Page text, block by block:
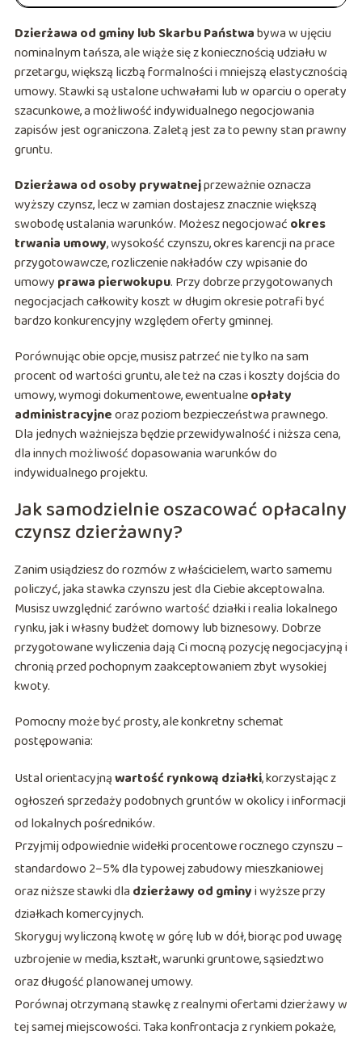
Dzierżawa od gminy lub Skarbu Państwabywa w ujęciu
nominalnym tańsza, ale wiąże się z koniecznością udziału w
przetargu, większą liczbą formalności i mniejszą elastycznością
umowy. Stawki są ustalone uchwałami lub w oparciu o operaty
szacunkowe, a możliwość indywidualnego negocjowania
zapisów jest ograniczona. Zaletą jest za to pewny stan prawny
gruntu.
Dzierżawa od osoby prywatnejprzeważnie oznacza
wyższy czynsz, lecz w zamian dostajesz znacznie większą
swobodę ustalania warunków. Możesz negocjować okres
trwania umowy, wysokość czynszu, okres karencji na prace
przygotowawcze, rozliczenie nakładów czy wpisanie do
umowy prawa pierwokupu. Przy dobrze przygotowanych
negocjacjach całkowity koszt w długim okresie potrafi być
bardzo konkurencyjny względem oferty gminnej.
Porównując obie opcje, musisz patrzeć nie tylko na sam
procent od wartości gruntu, ale też na czas i koszty dojścia do
umowy, wymogi dokumentowe, ewentualneopłaty
administracyjneoraz poziom bezpieczeństwa prawnego.
Dla jednych ważniejsza będzie przewidywalność i niższa cena,
dla innych możliwość dopasowania warunków do
indywidualnego projektu.
Jak samodzielnie oszacować opłacalny
czynsz dzierżawny?
Zanim usiądziesz do rozmów z właścicielem, warto samemu
policzyć, jaka stawka czynszu jest dla Ciebie akceptowalna.
Musisz uwzględnić zarówno wartość działki i realia lokalnego
rynku, jak i własny budżet domowy lub biznesowy. Dobrze
przygotowane wyliczenia dają Ci mocną pozycję negocjacyjną i
chronią przed pochopnym zaakceptowaniem zbyt wysokiej
kwoty.
Pomocny może być prosty, ale konkretny schemat
postępowania:
Ustal orientacyjnąwartość rynkową działki, korzystając z
ogłoszeń sprzedaży podobnych gruntów w okolicy i informacji
od lokalnych pośredników.
Przyjmij odpowiednie widełki procentowe rocznego czynszu –
standardowo 2–5% dla typowej zabudowy mieszkaniowej
oraz niższe stawki dla dzierżawy od gminyi wyższe przy
działkach komercyjnych.
Skoryguj wyliczoną kwotę w górę lub w dół, biorąc pod uwagę
uzbrojenie w media, kształt, warunki gruntowe, sąsiedztwo
oraz długość planowanej umowy.
Porównaj otrzymaną stawkę z realnymi ofertami dzierżawy w
tej samej miejscowości. Taka konfrontacja z rynkiem pokaże,